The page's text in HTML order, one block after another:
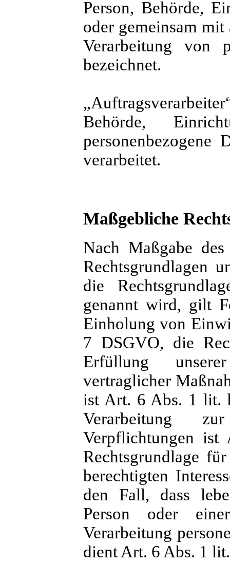
Person, Behörde,
oder gemeinsam
Verarbeitung von
bezeichnet.
Behörde,
personenbezogene
verarbeitet.
Maßgebliche
Nach Maßgabe
Rechtsgrundlagen
die
genannt wird, gilt
Einholung von
7 DSGVO, die
Erfüllung
vertraglicher
ist Art. 6 Abs. 1 lit.
Verarbeitung
Verpflichtungen
Rechtsgrundlage
berechtigten
den Fall, dass
Person oder
Verarbeitung
dient Art. 6 Abs. 1